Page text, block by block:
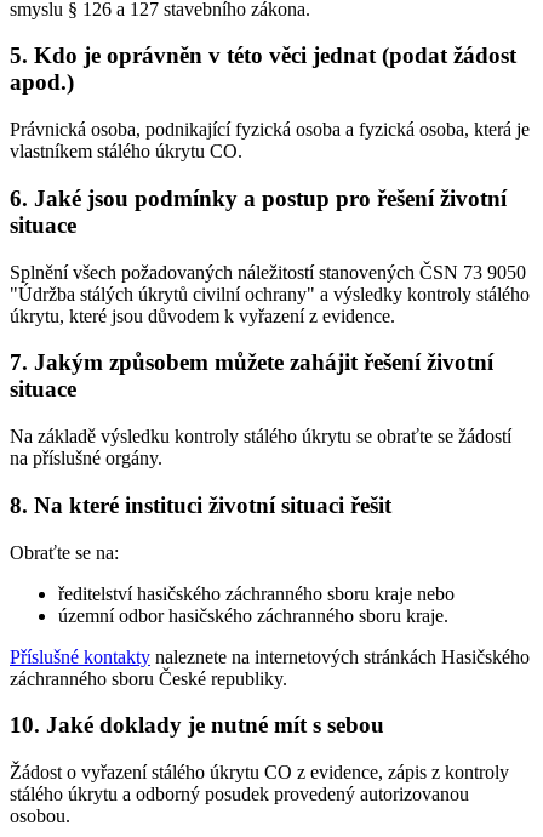
smyslu § 126 a 127 stavebního zákona.
5. Kdo je oprávněn v této věci jednat (podat žádost
apod.)
Právnická osoba, podnikající fyzická osoba a fyzická osoba, která je
vlastníkem stálého úkrytu CO.
6. Jaké jsou podmínky a postup pro řešení životní
situace
Splnění všech požadovaných náležitostí stanovených ČSN 73 9050
"Údržba stálých úkrytů civilní ochrany" a výsledky kontroly stálého
úkrytu, které jsou důvodem k vyřazení z evidence.
7. Jakým způsobem můžete zahájit řešení životní
situace
Na základě výsledku kontroly stálého úkrytu se obraťte se žádostí
na příslušné orgány.
8. Na které instituci životní situaci řešit
Obraťte se na:
ředitelství hasičského záchranného sboru kraje nebo
územní odbor hasičského záchranného sboru kraje.
Příslušné kontakty naleznete na internetových stránkách Hasičského
záchranného sboru České republiky.
10. Jaké doklady je nutné mít s sebou
Žádost o vyřazení stálého úkrytu CO z evidence, zápis z kontroly
stálého úkrytu a odborný posudek provedený autorizovanou
osobou.